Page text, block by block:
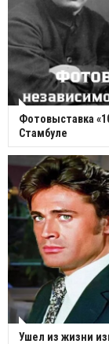
Фотовыставка
Стамбуле
Ушел из жизни